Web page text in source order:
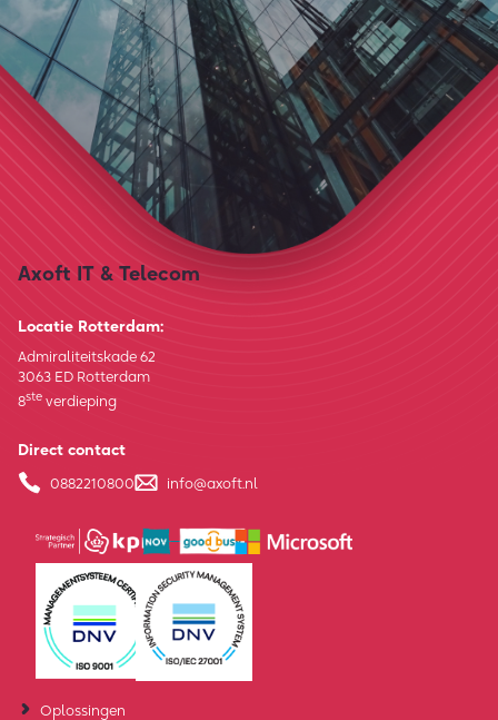
Axoft IT & Telecom
Locatie Rotterdam:
Admiraliteitskade 62
3063 ED Rotterdam
8ste verdieping
Direct contact
0882210800 info@axoft.nl
Oplossingen